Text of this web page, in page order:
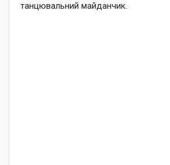
танцювальний майданчик.